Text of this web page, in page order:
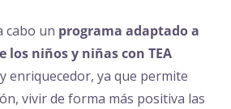
cabo un programa adaptado a
los niños y niñas con TEA
enriquecedor, ya que permite
vivir de forma más positiva las